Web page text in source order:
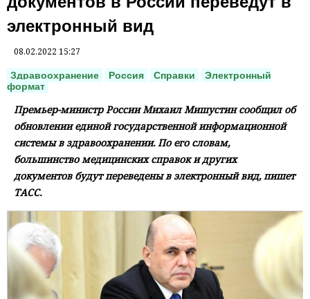
электронный вид
08.02.2022 15:27
Здравоохранение Россия Справки
Электронный
формат
Премьер-министр России Михаил Мишустин сообщил об
обновлении единой государственной информационной
системы в здравоохранении. По его словам,
большинство медицинских справок и других
документов будут переведены в электронный вид, пишет
ТАСС.